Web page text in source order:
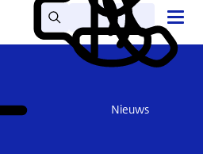
Zoek Lees
voor
Mijn
DNB
Contact
Nieuws